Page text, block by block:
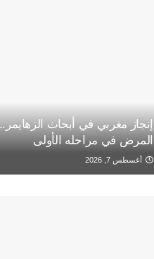
إنجاز مغربي في أبحاث
المرض في مراحله الأولى
أغسطس 7, 2026